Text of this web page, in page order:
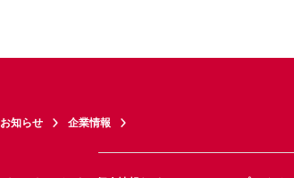
お知らせ 企業情報